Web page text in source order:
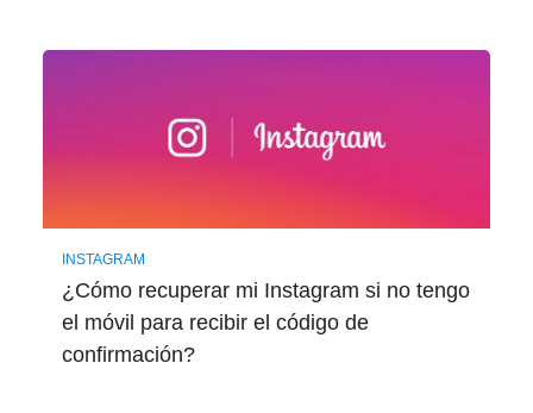
INSTAGRAM
¿Cómo recuperar mi Instagram si no tengo
el móvil para recibir el código de
confirmación?